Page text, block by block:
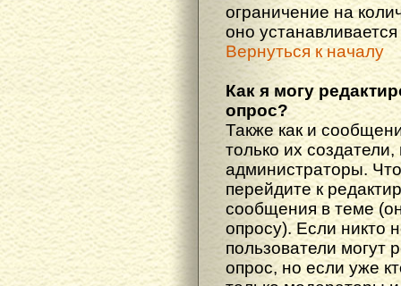
ограничение на
оно
Вернуться к началу
Как я могу
опрос?
Также как и
только их
администраторы.
перейдите к
сообщения в теме
опросу). Если никто
пользователи могут
опрос, но если уже